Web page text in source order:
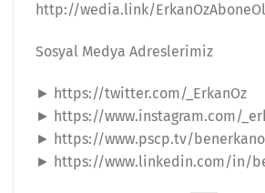
http://wedia.link/ErkanOzAboneOl
Sosyal Medya Adreslerimiz
► https://twitter.com/_ErkanOz
► https://www.instagram.com/
► https://www.pscp.tv/
► https://www.linkedin.com/in/